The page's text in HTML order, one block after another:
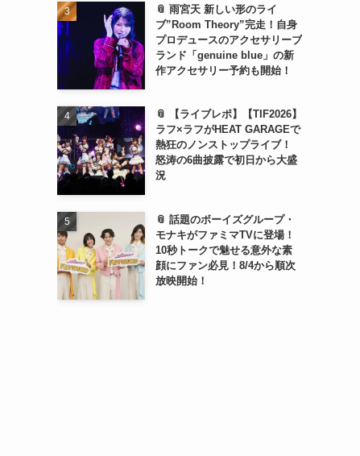
📎 雨宮天 新しい形のライ
ブ”Room Theory”完走！自身
プロデュースのアクセサリーブ
ランド「genuine blue」の新
作アクセサリー予約も開始！
📎 【ライブレポ】【TIF2026】
ラフ×ラフがHEAT GARAGEで
熱狂のノンストップライブ！
怒涛の6曲披露で初日から大盛
況
📎 話題のボーイズグループ・
モナキがファミマTVに登場！
10秒トークで魅せる意外な素
顔にファン必見！8/4から順次
放映開始！